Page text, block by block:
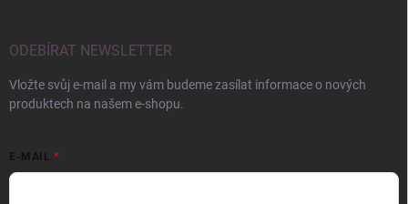
ODEBÍRAT NEWSLETTER
Vložte svůj e-mail a my vám budeme zasílat informace o nových
produktech na našem e-shopu.
E-MAIL